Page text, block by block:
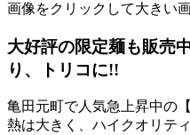
画像をクリックして大きい
大好評の限定麺も販売
り、トリコに!!
亀田元町で人気急上昇中の
熱は大きく、ハイクオリテ